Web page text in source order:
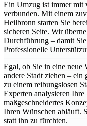
Ein Umzug ist immer mit
verbunden. Mit einem
Heilbronn starten Sie
sicheren Seite. Wir
Durchführung – damit
Professionelle
Egal, ob Sie in eine neue
andere Stadt ziehen – ein
zu einem reibungslosen
Experten analysieren Ihre
maßgeschneidertes
Ihren Wünschen abläuft.
statt ihn zu fürchten.